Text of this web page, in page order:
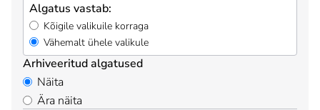
Algatus vastab:
Kõigile valikuile korraga
Vähemalt ühele valikule
Arhiveeritud algatused
Näita
Ära näita